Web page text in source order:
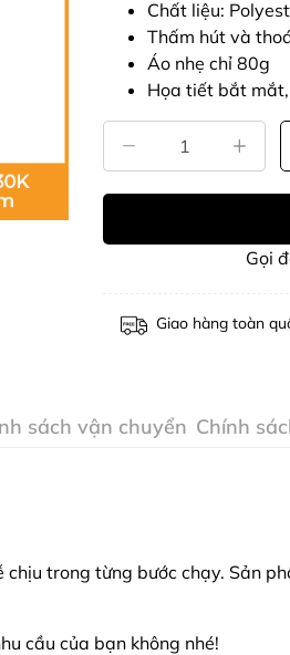
Chất liệu:
Thấm hút và
Áo nhẹ chỉ 80g
Họa tiết bắt
Gọi
Giao hàng toàn
sách vận chuyển Chính
trong từng bước chạy. Sản
cầu của bạn không nhé!